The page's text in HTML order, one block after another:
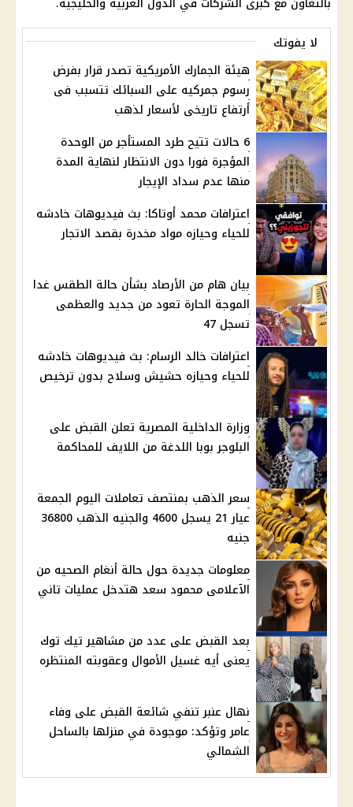
لا يفوتك
هيئة الجمارك الأمريكية تصدر قرار بفرض
رسوم جمركيه على السبائك تتسبب فى
أرتفاع تاريخى لأسعار لذهب
6 حالات تتيح طرد المستأجر من الوحدة
المؤجرة فورا دون الانتظار لنهاية المدة
منها عدم سداد الإيجار
اعترافات محمد أوتاكا: بث فيديوهات خادشه
للحياء وحيازه مواد مخدرة بقصد الاتجار
بيان هام من الأرصاد بشأن حالة الطقس غدا
الموجة الحارة تعود من جديد والعظمى
تسجل 47
اعترافات خالد الرسام: بث فيديوهات خادشه
للحياء وحيازه حشيش وسلاح بدون ترخيص
وزارة الداخلية المصرية تعلن القبض على
البلوجر بوبا اللدغة من اللايف للمحاكمة
سعر الذهب بمنتصف تعاملات اليوم الجمعة
عيار 21 يسجل 4600 والجنيه الذهب 36800
جنيه
معلومات جديدة حول حالة أنغام الصحيه من
الآعلامى محمود سعد هتدخل عمليات تاني
بعد القبض على عدد من مشاهير تيك توك
يعنى أيه غسيل الأموال وعقوبته المنتظره
نهال عنبر تنفي شائعة القبض على وفاء
عامر وتؤكد: موجودة في منزلها بالساحل
الشمالي